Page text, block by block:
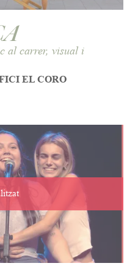
al carrer, visual i
EL CORO